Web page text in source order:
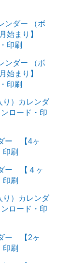
ンダー （ボ
始まり】
印刷
ンダー （ボ
始まり】
印刷
）カレンダ
ロード・印
ー 【4ヶ
印刷
ー 【４ヶ
印刷
）カレンダ
ロード・印
ー 【2ヶ
印刷